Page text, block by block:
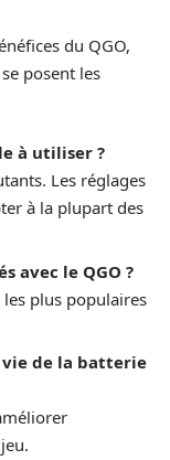
du QGO,
posent les
à utiliser ?
Les réglages
à la plupart des
avec le QGO ?
plus populaires
vie de la batterie